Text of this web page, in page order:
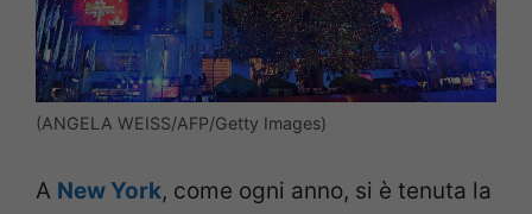
(ANGELA WEISS/AFP/Getty Images)
A New York, come ogni anno, si è tenuta la